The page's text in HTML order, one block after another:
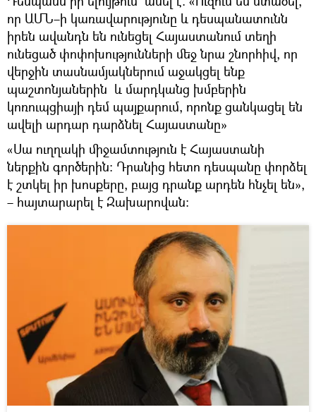
որ ԱՄՆ–ի կառավարությունը և դեսպանատունն
իրեն ավանդն են ունեցել Հայաստանում տեղի
ունեցած փոփոխությունների մեջ նրա շնորհիվ, որ
վերջին տասնամյակներում աջակցել ենք
պաշտոնյաներին և մարդկանց խմբերին
կոռուպցիայի դեմ պայքարում, որոնք ցանկացել են
ավելի արդար դարձնել Հայաստանը»
«Սա ուղղակի միջամտություն է Հայաստանի
ներքին գործերին։ Դրանից հետո դեսպանը փորձել
է շտկել իր խոսքերը, բայց դրանք արդեն հնչել են»,
– հայտարարել է Զախարովան։